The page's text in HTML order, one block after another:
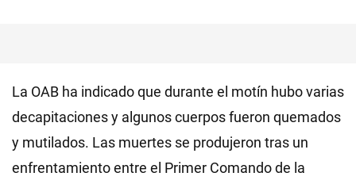
La OAB ha indicado que durante el motín hubo varias
decapitaciones y algunos cuerpos fueron quemados
y mutilados. Las muertes se produjeron tras un
enfrentamiento entre el Primer Comando de la